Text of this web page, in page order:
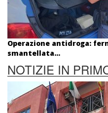
Operazione antidroga:
smantellata...
NOTIZIE IN